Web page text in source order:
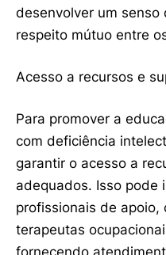
desenvolver um
respeito mútuo entre
Acesso a recursos e
Para promover a
com deficiência
garantir o acesso a
adequados. Isso pode
profissionais de apoio,
terapeutas